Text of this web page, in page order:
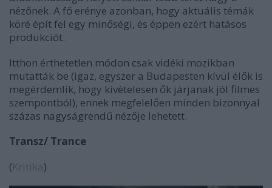
nézőnek. A fő erénye azonban, hogy aktuális témák
köré épít fel egy minőségi, és éppen ezért hatásos
produkciót.
Itthon érthetetlen módon csak vidéki mozikban
mutatták be (igaz, egyszer a Budapesten kívül élők is
megérdemlik, hogy kivételesen ők járjanak jól filmes
szempontból), ennek megfelelően minden bizonnyal
százas nagyságrendű nézője lehetett.
Transz/ Trance
(
)